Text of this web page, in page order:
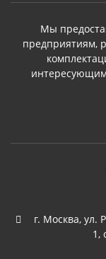
Мы
предприятиям,
г. Москва, ул.
1,